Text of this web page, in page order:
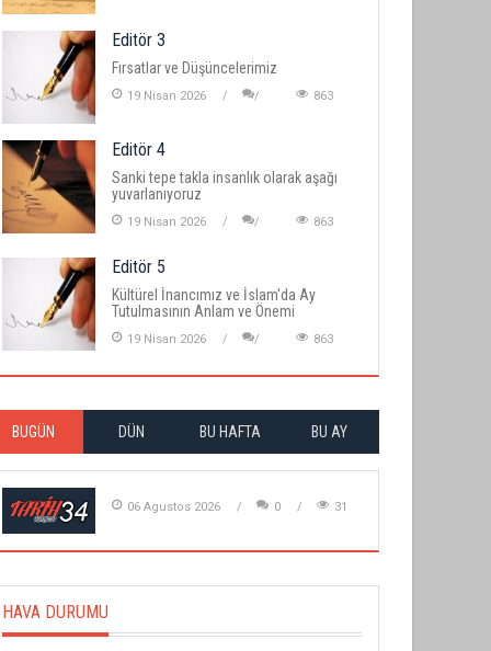
Editör 3
Fırsatlar ve Düşüncelerimiz
19 Nisan 2026 863
Editör 4
Sanki tepe takla insanlık olarak aşağı
yuvarlanıyoruz
19 Nisan 2026 863
Editör 5
Kültürel İnancımız ve İslam'da Ay
Tutulmasının Anlam ve Önemi
19 Nisan 2026 863
BUGÜN DÜN BU HAFTA BU AY
06 Agustos 2026 0 31
HAVA DURUMU